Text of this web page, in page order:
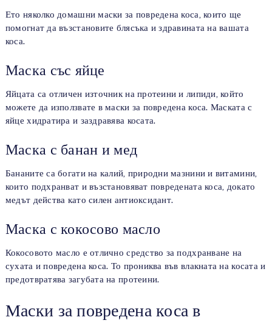
Ето няколко домашни маски за повредена коса, които ще
помогнат да възстановите блясъка и здравината на вашата
коса.
Маска със яйце
Яйцата са отличен източник на протеини и липиди, който
можете да използвате в маски за повредена коса. Маската с
яйце хидратира и заздравява косата.
Маска с банан и мед
Бананите са богати на калий, природни мазнини и витамини,
които подхранват и възстановяват повредената коса, докато
медът действа като силен антиоксидант.
Маска с кокосово масло
Кокосовото масло е отлично средство за подхранване на
сухата и повредена коса. То прониква във влакната на косата и
предотвратява загубата на протеини.
Маски за повредена коса в